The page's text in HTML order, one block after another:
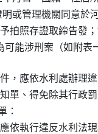
證明或管理機關同意
予拍照存證取締告
為可能涉刑案（如附
，應依水利處辦理
知單、得免除其行政
：
，應依執行違反水利